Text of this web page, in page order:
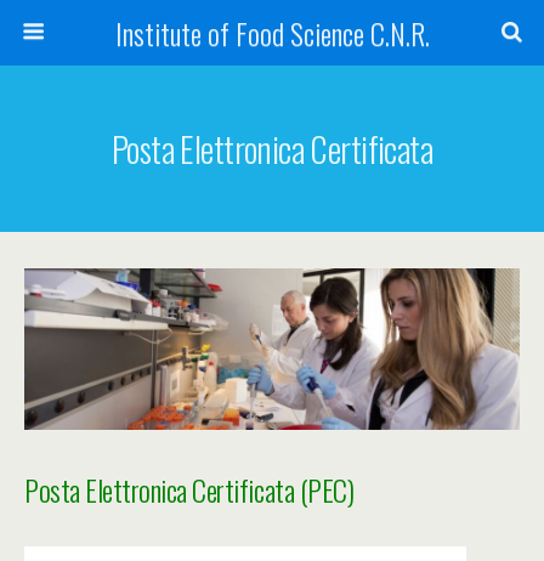
Institute of Food Science C.N.R.
Posta Elettronica Certificata
Posta Elettronica Certificata (PEC)